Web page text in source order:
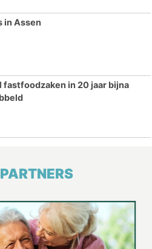
in Assen
fastfoodzaken in 20 jaar bijna
PARTNERS